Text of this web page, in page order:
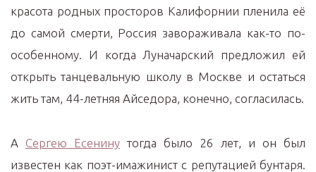
красота родных просторов Калифорнии пленила её
до самой смерти, Россия завораживала как-то по-
особенному. И когда Луначарский предложил ей
открыть танцевальную школу в Москве и остаться
жить там, 44-летняя Айседора, конечно, согласилась.
А Сергею Есенину тогда было 26 лет, и он был
известен как поэт-имажинист с репутацией бунтаря.